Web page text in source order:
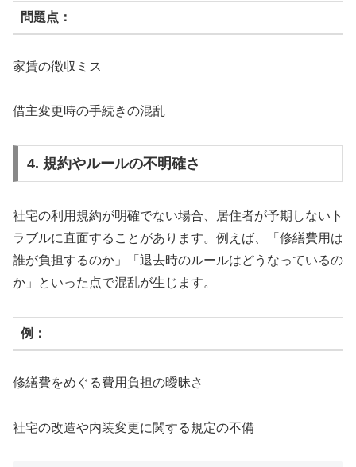
問題点：
家賃の徴収ミス
借主変更時の手続きの混乱
4. 規約やルールの不明確さ
社宅の利用規約が明確でない場合、居住者が予期しないト
ラブルに直面することがあります。例えば、「修繕費用は
誰が負担するのか」「退去時のルールはどうなっているの
か」といった点で混乱が生じます。
例：
修繕費をめぐる費用負担の曖昧さ
社宅の改造や内装変更に関する規定の不備